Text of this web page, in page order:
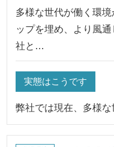
多様な世代が働く環
ップを埋め、より風
社と…
実態はこうです
弊社では現在、多様